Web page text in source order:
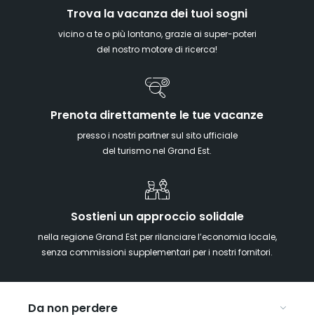
Trova la vacanza dei tuoi sogni
vicino a te o più lontano, grazie ai super-poteri
del nostro motore di ricerca!
Prenota direttamente le tue vacanze
presso i nostri partner sul sito ufficiale
del turismo nel Grand Est.
Sostieni un approccio solidale
nella regione Grand Est per rilanciare l’economia locale,
senza commissioni supplementari per i nostri fornitori.
Da non perdere